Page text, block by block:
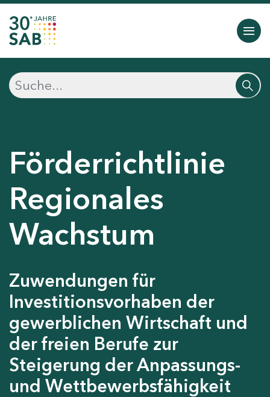
Förderrichtlinie
Regionales
Wachstum
Zuwendungen für
Investitionsvorhaben der
gewerblichen Wirtschaft und
der freien Berufe zur
Steigerung der Anpassungs-
und Wettbewerbsfähigkeit